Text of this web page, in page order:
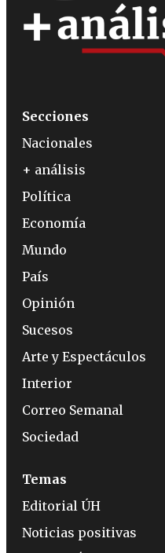
Secciones
Nacionales
+ análisis
Política
Economía
Mundo
País
Opinión
Sucesos
Arte y Espectáculos
Interior
Correo Semanal
Sociedad
Temas
Editorial ÚH
Noticias positivas